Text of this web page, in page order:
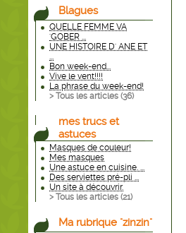
Blagues
QUELLE FEMME VA
'GOBER ...
UNE HISTOIRE D' ANE ET
...
Bon week-end...
Vive le vent!!!!
La phrase du week-end!
> Tous les articles (36)
mes trucs et
astuces
Masques de couleur!
Mes masques
Une astuce en cuisine. ...
Des serviettes pré-pli ...
Un site à découvrir.
> Tous les articles (21)
Ma rubrique "zinzin"